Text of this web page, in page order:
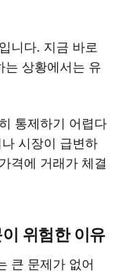
니다. 지금 바로
는 상황에서는 유
통제하기 어렵다
시장이 급변하
격에 거래가 체결
위험한 이유
큰 문제가 없어